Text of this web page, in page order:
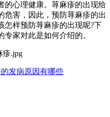
的心理健康。荨麻疹的出现给
危害，因此，预防荨麻疹的出
怎样预防荨麻疹的出现呢?下
专家对此是如何介绍的。
发病原因有哪些